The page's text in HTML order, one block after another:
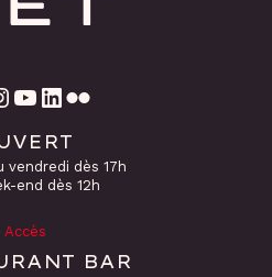
Instagram YouTube
vendredi dès 17h
end dès 12h
Accès
BAR